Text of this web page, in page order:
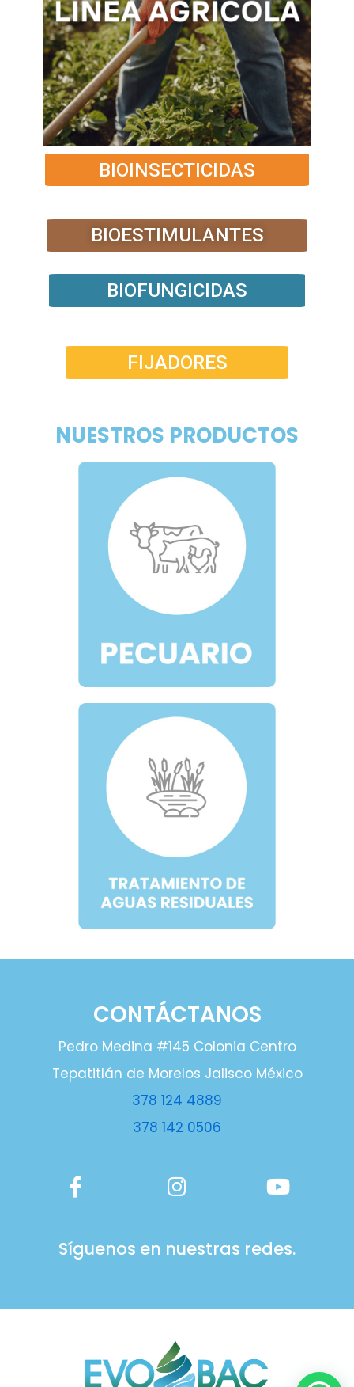
BIOINSECTICIDAS
BIOESTIMULANTES
BIOFUNGICIDAS
FIJADORES
NUESTROS PRODUCTOS
CONTÁCTANOS
Pedro Medina #145 Colonia Centro
Tepatitlán de Morelos Jalisco México
378 124 4889
378 142 0506
Síguenos en nuestras redes.